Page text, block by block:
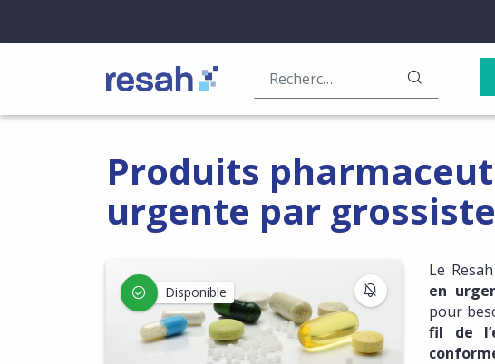
Logo Resah LANCER
Produits
urgente par
Disponible S'INSCRIRE
Le
en
pour
fil de